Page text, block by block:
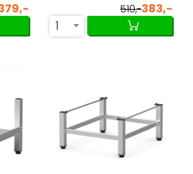
510,-383,-
1